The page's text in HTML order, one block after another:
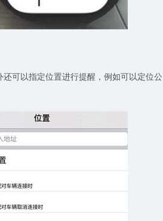
可以指定位置进行提醒，例如可以定位公